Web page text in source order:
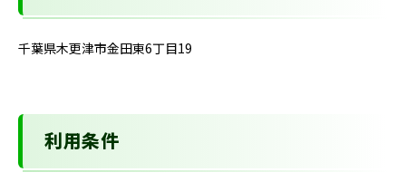
千葉県木更津市金田東6丁目19
利用条件